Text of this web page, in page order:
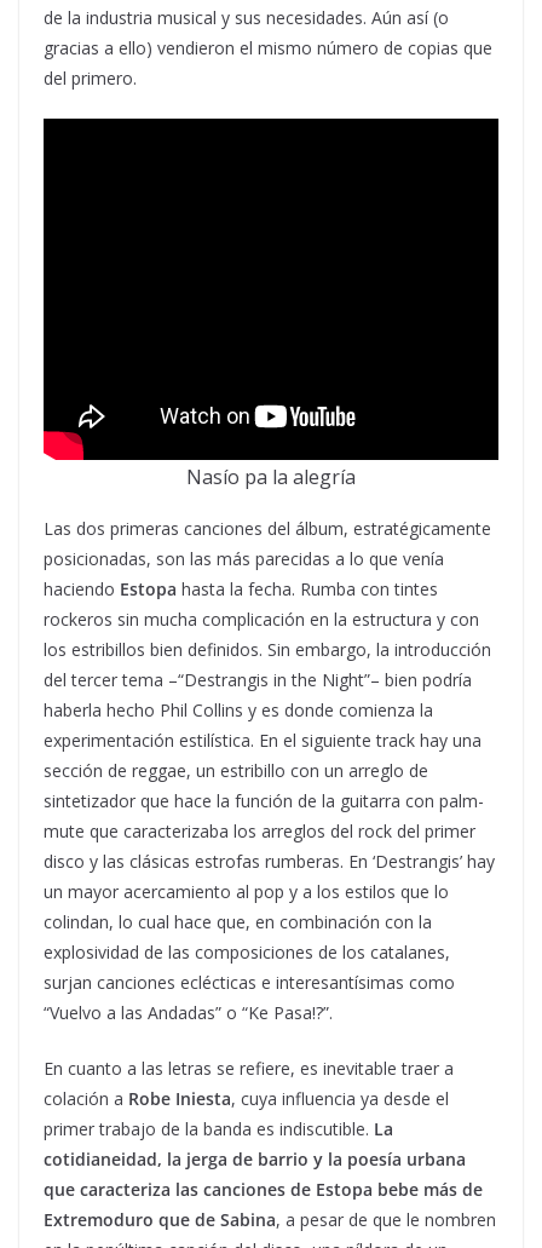
de la industria musical y sus necesidades. Aún así (o
gracias a ello) vendieron el mismo número de copias que
del primero.
Nasío pa la alegría
Las dos primeras canciones del álbum, estratégicamente
posicionadas, son las más parecidas a lo que venía
haciendo Estopa hasta la fecha. Rumba con tintes
rockeros sin mucha complicación en la estructura y con
los estribillos bien definidos. Sin embargo, la introducción
del tercer tema –“Destrangis in the Night”– bien podría
haberla hecho Phil Collins y es donde comienza la
experimentación estilística. En el siguiente track hay una
sección de reggae, un estribillo con un arreglo de
sintetizador que hace la función de la guitarra con palm-
mute que caracterizaba los arreglos del rock del primer
disco y las clásicas estrofas rumberas. En ‘Destrangis’ hay
un mayor acercamiento al pop y a los estilos que lo
colindan, lo cual hace que, en combinación con la
explosividad de las composiciones de los catalanes,
surjan canciones eclécticas e interesantísimas como
“Vuelvo a las Andadas” o “Ke Pasa!?”.
En cuanto a las letras se refiere, es inevitable traer a
colación a Robe Iniesta, cuya influencia ya desde el
primer trabajo de la banda es indiscutible. La
cotidianeidad, la jerga de barrio y la poesía urbana
que caracteriza las canciones de Estopa bebe más de
Extremoduro que de Sabina, a pesar de que le nombren